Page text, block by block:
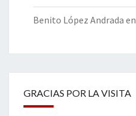
Benito López Andrada en
GRACIAS POR LA VISITA